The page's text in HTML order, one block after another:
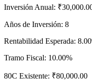
Inversión Anual:
Años de Inversión: 8
Rentabilidad Esperada:
Tramo Fiscal: 10.00%
80C Existente: ₹80,000.00